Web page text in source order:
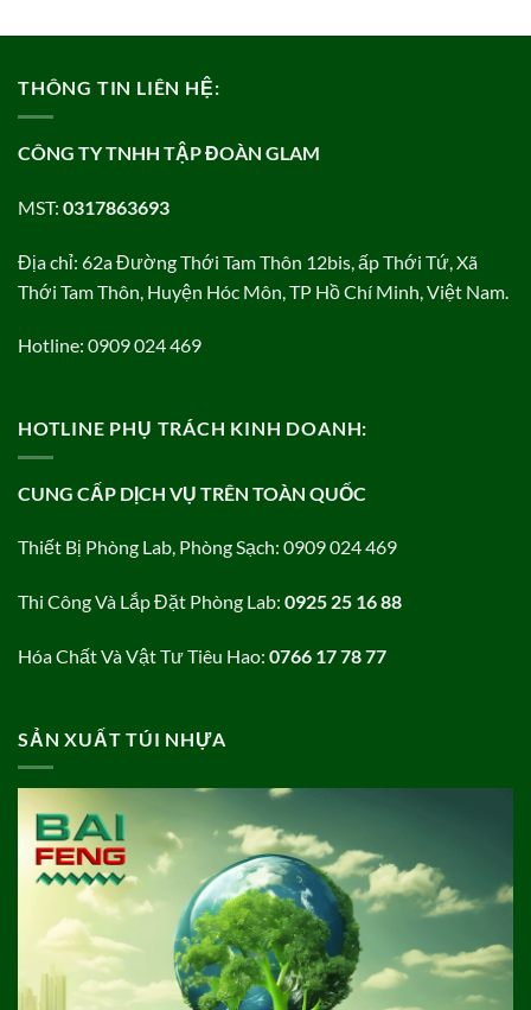
THÔNG TIN LIÊN HỆ:
CÔNG TY TNHH TẬP ĐOÀN GLAM
MST: 0317863693
Địa chỉ: 62a Đường Thới Tam Thôn 12bis, ấp Thới Tứ, Xã
Thới Tam Thôn, Huyện Hóc Môn, TP Hồ Chí Minh, Việt Nam.
Hotline: 0909 024 469
HOTLINE PHỤ TRÁCH KINH DOANH:
CUNG CẤP DỊCH VỤ TRÊN TOÀN QUỐC
Thiết Bị Phòng Lab, Phòng Sạch: 0909 024 469
Thi Công Và Lắp Đặt Phòng Lab: 0925 25 16 88
Hóa Chất Và Vật Tư Tiêu Hao: 0766 17 78 77
SẢN XUẤT TÚI NHỰA